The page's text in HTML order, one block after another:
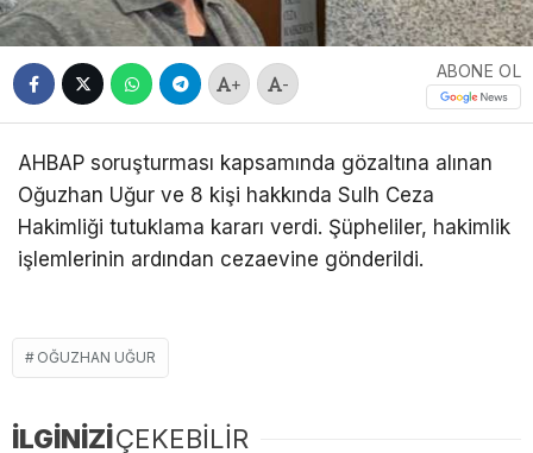
+ -
ABONE OL
AHBAP soruşturması kapsamında gözaltına alınan
Oğuzhan Uğur ve 8 kişi hakkında Sulh Ceza
Hakimliği tutuklama kararı verdi. Şüpheliler, hakimlik
işlemlerinin ardından cezaevine gönderildi.
OĞUZHAN UĞUR
İLGİNİZİÇEKEBİLİR